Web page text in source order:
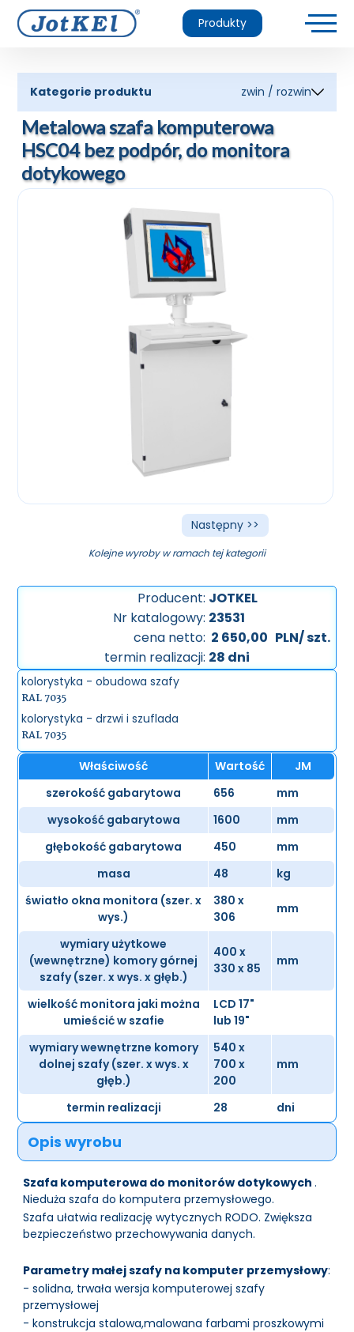
Produkty
Kategorie produktu zwin / rozwin
Metalowa szafa komputerowa
HSC04 bez podpór, do monitora
dotykowego
Następny >>
Kolejne wyroby w ramach tej kategorii
Producent: JOTKEL
Nr katalogowy: 23531
cena netto: 2 650,00 PLN/ szt.
termin realizacji: 28 dni
kolorystyka - obudowa szafy
RAL 7035
kolorystyka - drzwi i szuflada
RAL 7035
Właściwość Wartość
JM
szerokość gabarytowa
656
mm
wysokość gabarytowa
1600
mm
głębokość gabarytowa
450
mm
masa
48
kg
światło okna monitora (szer. x
wys.)
380 x
306
mm
wymiary użytkowe
(wewnętrzne) komory górnej
szafy (szer. x wys. x głęb.)
400 x
330 x 85
mm
wielkość monitora jaki można
umieścić w szafie
LCD 17"
lub 19"
wymiary wewnętrzne komory
dolnej szafy (szer. x wys. x
głęb.)
540 x
700 x
200
mm
termin realizacji 28 dni
Opis wyrobu
Szafa komputerowa do monitorów dotykowych.
Nieduża szafa do komputera przemysłowego.
Szafa ułatwia realizację wytycznych RODO. Zwiększa
bezpieczeństwo przechowywania danych.
Parametry małej szafy na komputer przemysłowy:
- solidna, trwała wersja komputerowej szafy
przemysłowej
- konstrukcja stalowa,malowana farbami proszkowymi